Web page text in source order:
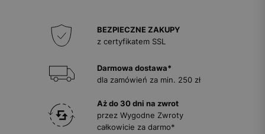
BEZPIECZNE ZAKUPY
z certyfikatem SSL
Darmowa dostawa*
dla zamówień za min. 250 zł
Aż do 30 dni na zwrot
przez Wygodne Zwroty
całkowicie za darmo*